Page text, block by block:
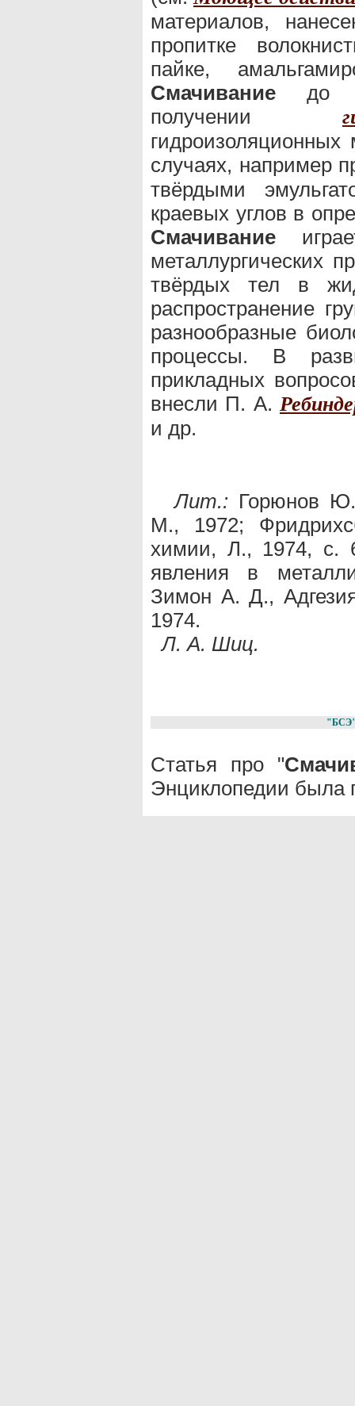
материалов,
пропитке
пайке,
Смачивание до
получении
случаях, например
твёрдыми
краевых углов в
Смачивание
металлургических
твёрдых тел в
распространение
разнообразные
процессы. В
прикладных
внесли П. А.
и др.
Лит.: Горюнов
М., 1972;
химии, Л., 1974, с.
явления в
Зимон А. Д.,
1974.
Л. А. Шиц.
Статья про "
Энциклопедии была